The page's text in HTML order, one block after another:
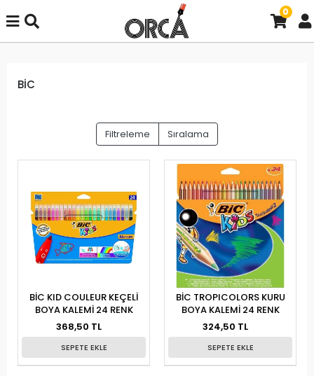
0
BİC
Filtreleme Sıralama
BİC KID COULEUR KEÇELİ
BOYA KALEMİ 24 RENK
368,50 TL
SEPETE EKLE
BİC TROPICOLORS KURU
BOYA KALEMİ 24 RENK
324,50 TL
SEPETE EKLE